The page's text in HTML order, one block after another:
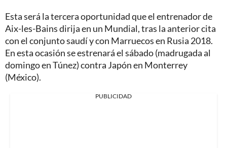
Esta será la tercera oportunidad que el entrenador de
Aix-les-Bains dirija en un Mundial, tras la anterior cita
con el conjunto saudí y con Marruecos en Rusia 2018.
En esta ocasión se estrenará el sábado (madrugada al
domingo en Túnez) contra Japón en Monterrey
(México).
PUBLICIDAD